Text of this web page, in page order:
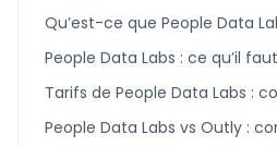
Qu’est-ce que People Data
People Data Labs : ce qu’il
Tarifs de People Data Labs :
People Data Labs vs Outly :